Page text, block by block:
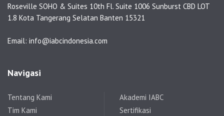
Roseville SOHO & Suites 10th Fl. Suite 1006 Sunburst CBD LOT
1.8 Kota Tangerang Selatan Banten 15321
Email: info@iabcindonesia.com
Navigasi
Tentang Kami
Tim Kami
Akademi IABC
Sertifikasi